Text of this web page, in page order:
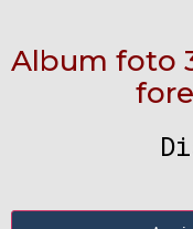
Album foto